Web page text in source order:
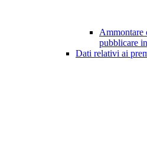
Ammontare
pubblicare
Dati relativi ai